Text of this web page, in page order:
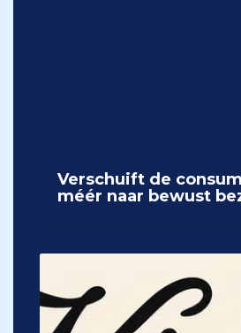
Verschuift de
méér naar bewust